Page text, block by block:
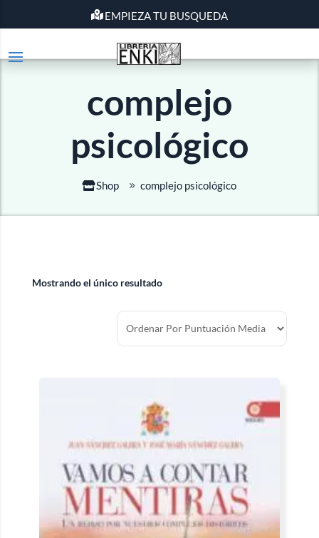
EMPIEZA TU BUSQUEDA
complejo
psicológico
Shop complejo psicológico
Mostrando el único resultado